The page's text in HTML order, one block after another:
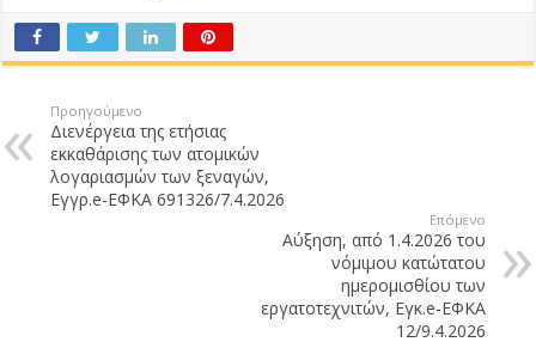
Προηγούμενο
Διενέργεια της ετήσιας
εκκαθάρισης των ατομικών
λογαριασμών των ξεναγών,
Εγγρ.e-ΕΦΚΑ 691326/7.4.2026
Επόμενο
Αύξηση, από 1.4.2026 του
νόμιμου κατώτατου
ημερομισθίου των
εργατοτεχνιτών, Εγκ.e-ΕΦΚΑ
12/9.4.2026